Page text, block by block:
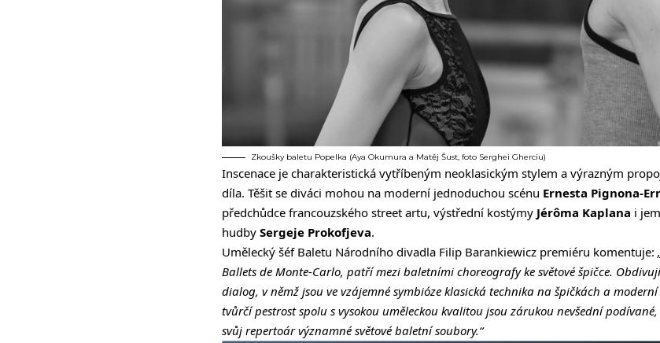
Zkoušky baletu Popelka (Aya Okumura a Matěj Šust, foto Serghei Gherciu)
Inscenace je charakteristická vytříbeným neoklasickým stylem a výrazným
díla. Těšit se diváci mohou na moderní jednoduchou scénu Ernesta Pignona-
předchůdce francouzského street artu, výstřední kostýmy Jérôma Kaplana i
hudby Sergeje Prokofjeva.
Umělecký šéf Baletu Národního divadla Filip Barankiewicz premiéru komentuje:
Ballets de Monte-Carlo, patří mezi baletními choreografy ke světové špičce.
dialog, v němž jsou ve vzájemné symbióze klasická technika na špičkách a
tvůrčí pestrost spolu s vysokou uměleckou kvalitou jsou zárukou nevšední
svůj repertoár významné světové baletní soubory.“